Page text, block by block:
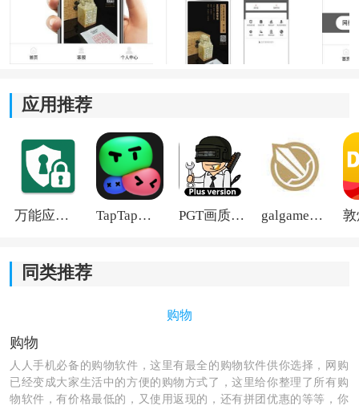
*种类繁多的拍卖品，满足不同收藏品味的需求。
*为用户提供丰富的拍卖品相关信息，更了解所 购物
应用推荐
万能应用隐藏 TapTap国际版2026 PGT画质助手旧版 galgame游戏盒子2026
同类推荐
购物
购物
人人手机必备的购物软件，这里有最全的购物软件供你选择，网购
已经变成大家生活中的方便的购物方式了，这里给你整理了所有购
物软件，有价格最低的，又使用返现的，还有拼团优惠的等等，你